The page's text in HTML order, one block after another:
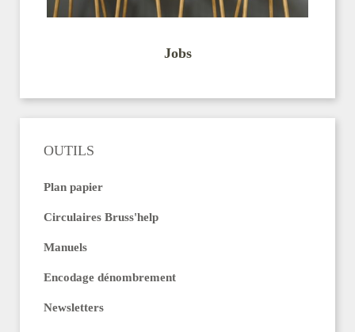
Jobs
OUTILS
Plan papier
Circulaires Bruss'help
Manuels
Encodage dénombrement
Newsletters